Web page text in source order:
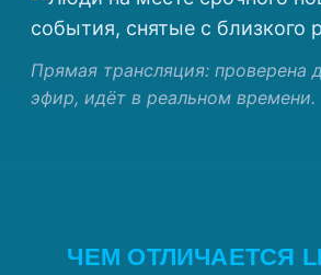
Прямая трансляция: проверена
эфир, идёт в реальном времени.
ЧЕМ ОТЛИЧАЕТСЯ